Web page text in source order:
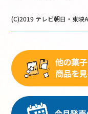
(C)2019 テレビ朝日・東映